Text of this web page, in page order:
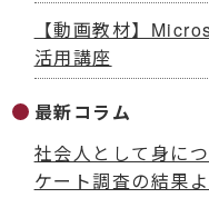
【動画教材】
活用講座
最新コラム
社会人として身に
ケート調査の結果